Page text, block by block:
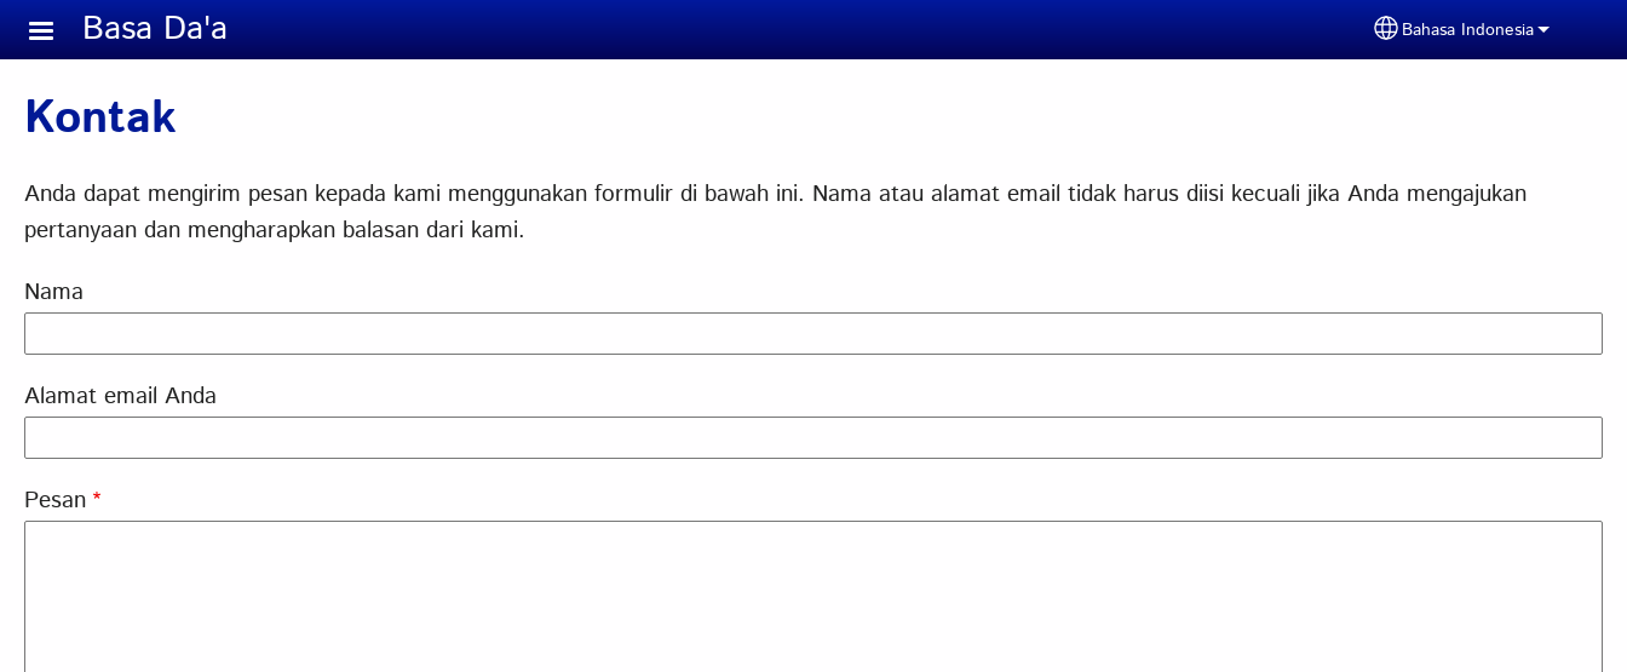
Skip to main content
Basa Da'a Select your language
Bahasa Indonesia
Kontak
Anda dapat mengirim pesan kepada kami menggunakan formulir di bawah ini. Nama atau alamat email tidak harus diisi kecuali jika Anda mengajukan
pertanyaan dan mengharapkan balasan dari kami.
Nama
Alamat email Anda
Pesan